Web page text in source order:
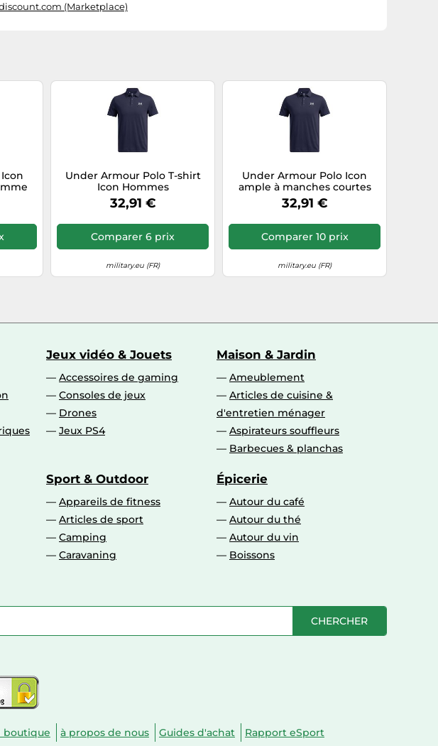
(Marketplace)
Under Armour Polo T-shirt
Icon Hommes
32,91 €
Comparer 6 prix
military.eu (FR)
Under Armour Polo Icon
ample à manches courtes
bleu marine Homme L
32,91 €
Comparer 10 prix
military.eu (FR)
Jeux vidéo & Jouets
Accessoires de gaming
Consoles de jeux
Drones
Jeux PS4
Maison & Jardin
Ameublement
Articles de cuisine &
d'entretien ménager
Aspirateurs souffleurs
Barbecues & planchas
Sport & Outdoor
Appareils de fitness
Articles de sport
Camping
Caravaning
Épicerie
Autour du café
Autour du thé
Autour du vin
Boissons
CHERCHER
boutique à propos de nous Guides d'achat
Rapport eSport